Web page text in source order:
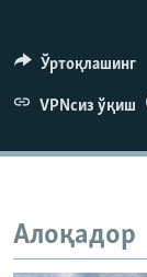
Ўртоқлашинг
VPNсиз ўқиш
Алоқадор